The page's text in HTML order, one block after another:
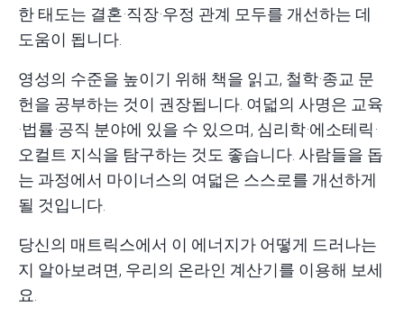
한 태도는 결혼·직장·우정 관계 모두를 개선하는 데
도움이 됩니다.
영성의 수준을 높이기 위해 책을 읽고, 철학·종교 문
헌을 공부하는 것이 권장됩니다. 여덟의 사명은 교육
·법률·공직 분야에 있을 수 있으며, 심리학·에소테릭·
오컬트 지식을 탐구하는 것도 좋습니다. 사람들을 돕
는 과정에서 마이너스의 여덟은 스스로를 개선하게
될 것입니다.
당신의 매트릭스에서 이 에너지가 어떻게 드러나는
지 알아보려면, 우리의 온라인 계산기를 이용해 보세
요.